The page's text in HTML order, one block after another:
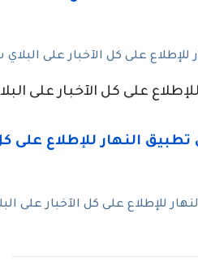
على كل الآخبار على البلاي
على كل الآخبار على
للإطلاع على كل الآخبار على